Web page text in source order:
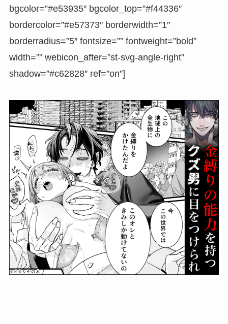
bgcolor=”#e53935″ bgcolor_top=”#f44336″
bordercolor=”#e57373″ borderwidth=”1″
borderradius=”5″ fontsize=”” fontweight=”bold”
width=”” webicon_after=”st-svg-angle-right”
shadow=”#c62828″ ref=”on”]